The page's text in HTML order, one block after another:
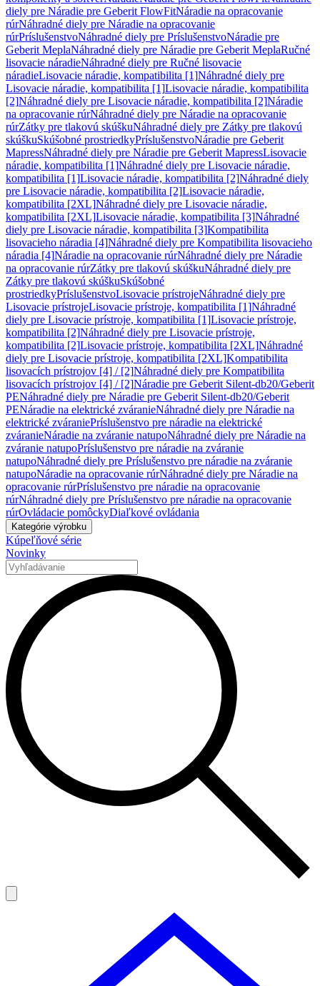
diely pre Náradie pre Geberit FlowFitNáradie na opracovanie
rúrNáhradné diely pre Náradie na opracovanie
rúrPríslušenstvoNáhradné diely pre PríslušenstvoNáradie pre
Geberit MeplaNáhradné diely pre Náradie pre Geberit MeplaRučné
lisovacie náradieNáhradné diely pre Ručné lisovacie
náradieLisovacie náradie, kompatibilita [1]Náhradné diely pre
Lisovacie náradie, kompatibilita [1]Lisovacie náradie, kompatibilita
[2]Náhradné diely pre Lisovacie náradie, kompatibilita [2]Náradie
na opracovanie rúrNáhradné diely pre Náradie na opracovanie
rúrZátky pre tlakovú skúškuNáhradné diely pre Zátky pre tlakovú
skúškuSkúšobné prostriedkyPríslušenstvoNáradie pre Geberit
MapressNáhradné diely pre Náradie pre Geberit MapressLisovacie
náradie, kompatibilita [1]Náhradné diely pre Lisovacie náradie,
kompatibilita [1]Lisovacie náradie, kompatibilita [2]Náhradné diely
pre Lisovacie náradie, kompatibilita [2]Lisovacie náradie,
kompatibilita [2XL]Náhradné diely pre Lisovacie náradie,
kompatibilita [2XL]Lisovacie náradie, kompatibilita [3]Náhradné
diely pre Lisovacie náradie, kompatibilita [3]Kompatibilita
lisovacieho náradia [4]Náhradné diely pre Kompatibilita lisovacieho
náradia [4]Náradie na opracovanie rúrNáhradné diely pre Náradie
na opracovanie rúrZátky pre tlakovú skúškuNáhradné diely pre
Zátky pre tlakovú skúškuSkúšobné
prostriedkyPríslušenstvoLisovacie prístrojeNáhradné diely pre
Lisovacie prístrojeLisovacie prístroje, kompatibilita [1]Náhradné
diely pre Lisovacie prístroje, kompatibilita [1]Lisovacie prístroje,
kompatibilita [2]Náhradné diely pre Lisovacie prístroje,
kompatibilita [2]Lisovacie prístroje, kompatibilita [2XL]Náhradné
diely pre Lisovacie prístroje, kompatibilita [2XL]Kompatibilita
lisovacích prístrojov [4] / [2]Náhradné diely pre Kompatibilita
lisovacích prístrojov [4] / [2]Náradie pre Geberit Silent-db20/Geberit
PENáhradné diely pre Náradie pre Geberit Silent-db20/Geberit
PENáradie na elektrické zváranieNáhradné diely pre Náradie na
elektrické zváraniePríslušenstvo pre náradie na elektrické
zváranieNáradie na zváranie natupoNáhradné diely pre Náradie na
zváranie natupoPríslušenstvo pre náradie na zváranie
natupoNáhradné diely pre Príslušenstvo pre náradie na zváranie
natupoNáradie na opracovanie rúrNáhradné diely pre Náradie na
opracovanie rúrPríslušenstvo pre náradie na opracovanie
rúrNáhradné diely pre Príslušenstvo pre náradie na opracovanie
rúrOvládacie pomôckyDiaľkové ovládania
Kategórie výrobku
Kúpeľňové série
Novinky